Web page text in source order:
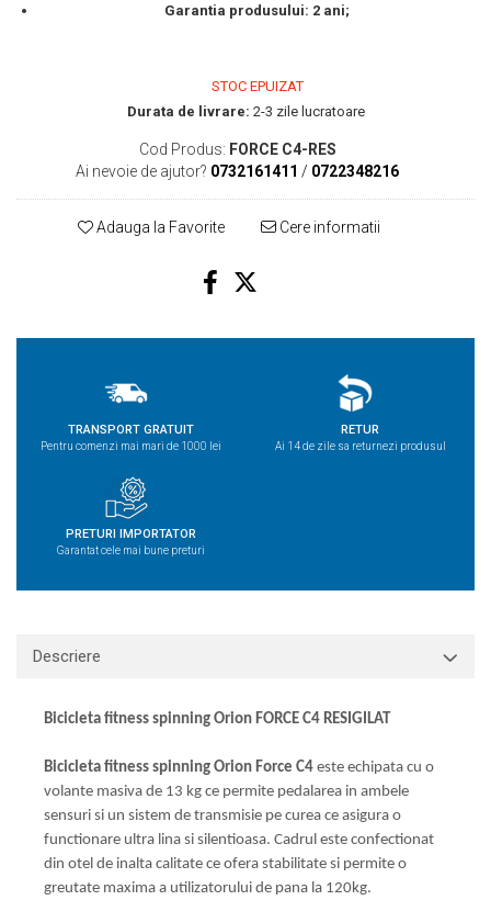
Garantia produsului: 2 ani;
STOC EPUIZAT
Durata de livrare: 2-3 zile lucratoare
Cod Produs: FORCE C4-RES
Ai nevoie de ajutor? 0732161411 / 0722348216
Adauga la Favorite Cere informatii
TRANSPORT GRATUIT
Pentru comenzi mai mari de 1000 lei
RETUR
Ai 14 de zile sa returnezi produsul
PRETURI IMPORTATOR
Garantat cele mai bune preturi
Descriere
Bicicleta fitness spinning Orion FORCE C4 RESIGILAT
Bicicleta fitness spinning Orion Force C4 este echipata cu o
volante masiva de 13 kg ce permite pedalarea in ambele
sensuri si un sistem de transmisie pe curea ce asigura o
functionare ultra lina si silentioasa. Cadrul este confectionat
din otel de inalta calitate ce ofera stabilitate si permite o
greutate maxima a utilizatorului de pana la 120kg.